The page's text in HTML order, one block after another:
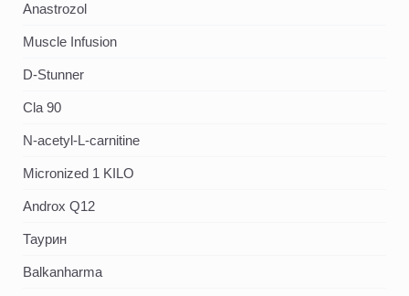
Аnastrozol
Muscle Infusion
D-Stunner
Cla 90
N-acetyl-L-carnitine
Micronized 1 KILO
Androx Q12
Таурин
Balkanharma